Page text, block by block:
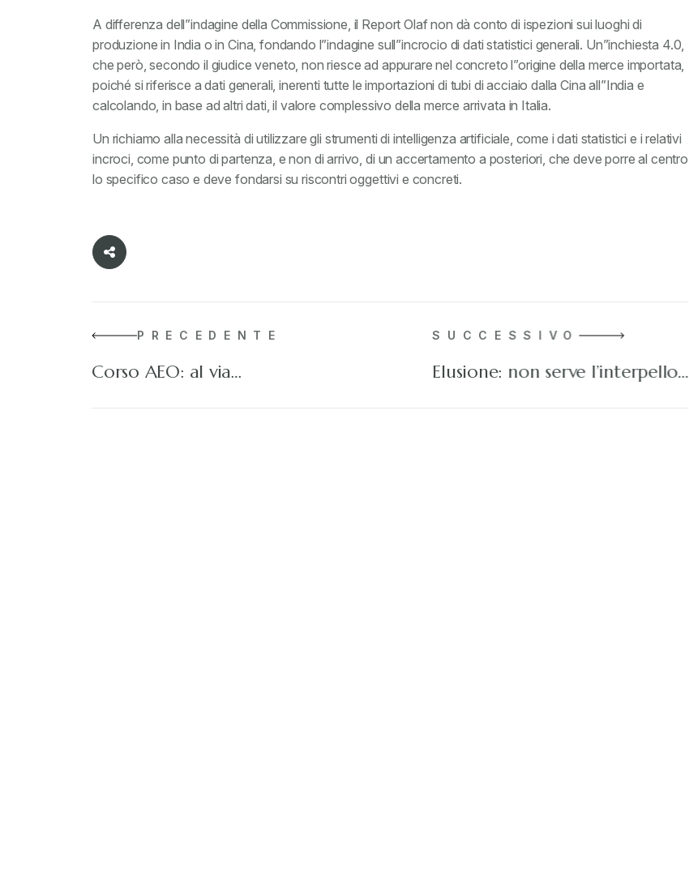
A differenza dell”indagine della Commissione, il Report Olaf non dà conto di ispezioni sui luoghi di
produzione in India o in Cina, fondando l”indagine sull”incrocio di dati statistici generali. Un”inchiesta 4.0,
che però, secondo il giudice veneto, non riesce ad appurare nel concreto l”origine della merce importata,
poiché si riferisce a dati generali, inerenti tutte le importazioni di tubi di acciaio dalla Cina all”India e
calcolando, in base ad altri dati, il valore complessivo della merce arrivata in Italia.
Un richiamo alla necessità di utilizzare gli strumenti di intelligenza artificiale, come i dati statistici e i relativi
incroci, come punto di partenza, e non di arrivo, di un accertamento a posteriori, che deve porre al centro
lo specifico caso e deve fondarsi su riscontri oggettivi e concreti.
PRECEDENTE
Corso AEO: al via…
SUCCESSIVO
Elusione: non serve l’interpello…